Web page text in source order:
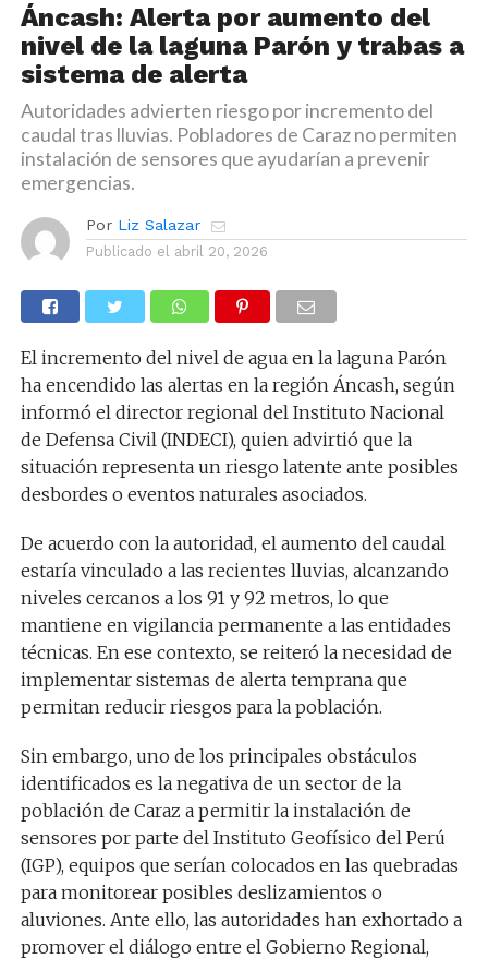
Áncash: Alerta por aumento del
nivel de la laguna Parón y trabas a
sistema de alerta
Autoridades advierten riesgo por incremento del
caudal tras lluvias. Pobladores de Caraz no permiten
instalación de sensores que ayudarían a prevenir
emergencias.
Por Liz Salazar
Publicado el abril 20, 2026
El incremento del nivel de agua en la laguna Parón
ha encendido las alertas en la región Áncash, según
informó el director regional del Instituto Nacional
de Defensa Civil (INDECI), quien advirtió que la
situación representa un riesgo latente ante posibles
desbordes o eventos naturales asociados.
De acuerdo con la autoridad, el aumento del caudal
estaría vinculado a las recientes lluvias, alcanzando
niveles cercanos a los 91 y 92 metros, lo que
mantiene en vigilancia permanente a las entidades
técnicas. En ese contexto, se reiteró la necesidad de
implementar sistemas de alerta temprana que
permitan reducir riesgos para la población.
Sin embargo, uno de los principales obstáculos
identificados es la negativa de un sector de la
población de Caraz a permitir la instalación de
sensores por parte del Instituto Geofísico del Perú
(IGP), equipos que serían colocados en las quebradas
para monitorear posibles deslizamientos o
aluviones. Ante ello, las autoridades han exhortado a
promover el diálogo entre el Gobierno Regional,